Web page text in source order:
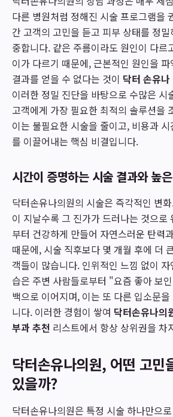
다른 병원처럼 정해진 시술 프로그램을
간 고객의 고민을 듣고 피부 상태를 정
중합니다. 같은 주름이라도 원인이 다르
이가 다르기 때문에, 근본적인 원인을
결과를 얻을 수 없다는 것이 닥터 손유나
이러한 정밀 진단을 바탕으로 수많은 시
고객에게 가장 필요한 최적의 솔루션을
이는 불필요한 시술을 줄이고, 비용과
를 이끌어내는 핵심 비결입니다.
시간이 증명하는 시술 결과와 높
닥터손유나의원의 시술은 즉각적인 변
이 지날수록 그 진가가 드러나는 것으로
부터 건강하게 만들어 자연스러운 탄력
때문에, 시술 직후보다 몇 개월 후에 더
객들이 많습니다. 인위적인 느낌 없이
습은 주변 사람들로부터 "요즘 좋아 보
백으로 이어지며, 이는 또 다른 입소문
니다. 이러한 경험이 쌓여 닥터손유나의
부과 추천 리스트에서 항상 상위권을 차
닥터손유나의원, 어떤 고민
있을까?
닥터손유나의원은 특정 시술 하나만으